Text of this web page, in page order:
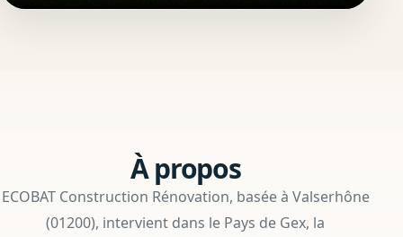
À propos
ECOBAT Construction Rénovation, basée à Valserhône
(01200), intervient dans le Pays de Gex, la